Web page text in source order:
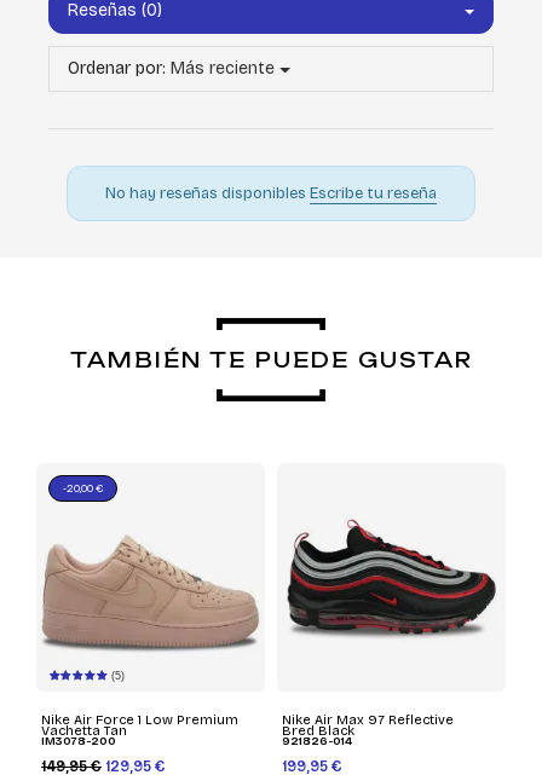
Reseñas (0)
Ordenar por: Más reciente
No hay reseñas disponibles Escribe tu reseña
TAMBIÉN TE PUEDE GUSTAR
(5)
Nike Air Force 1 Low Premium
Vachetta Tan
IM3078-200
149,95 € 129,95 €
-20,00 €
Nike Air Max 97 Reflective
Bred Black
921826-014
199,95 €